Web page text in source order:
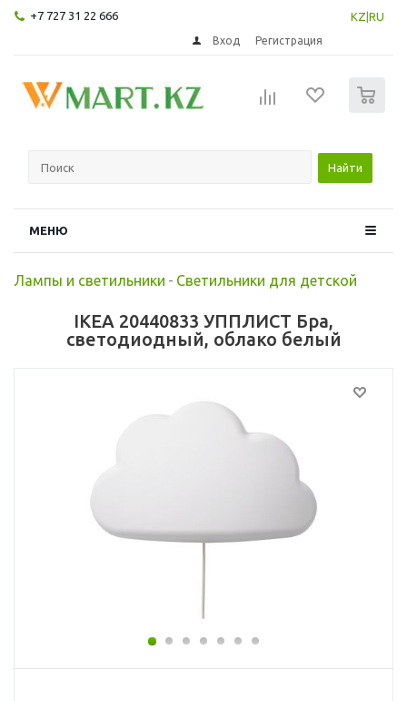
+7 727 31 22 666 KZ RU
Вход Регистрация
Найти
МЕНЮ
Лампы и светильники - Светильники для детской
IKEA 20440833 УППЛИСТ Бра,
светодиодный, облако белый